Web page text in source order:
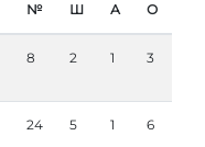
№ Ш А О
8 2 1 3
24 5 1 6